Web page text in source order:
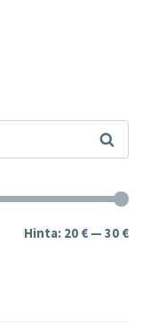
Haku
Hinta: 20 € — 30 €